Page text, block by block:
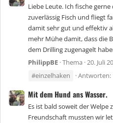
Liebe Leute. Ich fische
zuverlässig Fisch und fliegt
damit sehr gut und effektiv
mehr Mühe damit, dass die
dem Drilling zugenagelt
PhilippBE Thema 20. Juli
#einzelhaken
Antworten:
Mit dem Hund ans Wasser.
Es ist bald soweit der Welpe
Freundschaft mussten wir